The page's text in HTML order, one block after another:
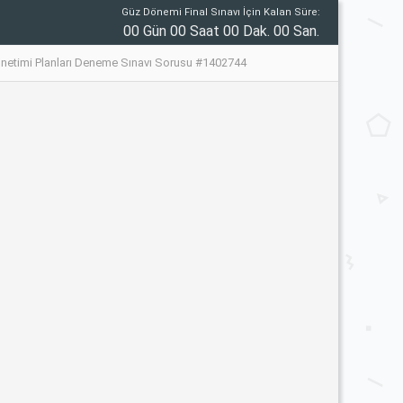
Güz Dönemi Final Sınavı İçin Kalan Süre:
00 Gün 00 Saat 00 Dak. 00 San.
Planları Deneme Sınavı Sorusu #1402744